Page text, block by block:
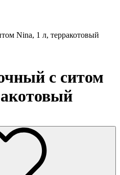
Nina, 1 л, терракотовый
с ситом